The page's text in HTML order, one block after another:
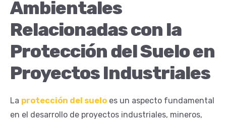
Ambientales
Relacionadas con la
Protección del Suelo en
Proyectos Industriales
La protección del suelo es un aspecto fundamental
en el desarrollo de proyectos industriales, mineros,